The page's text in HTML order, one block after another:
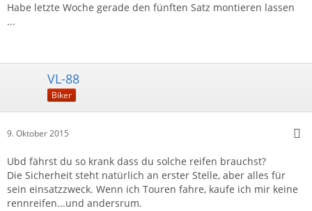
Habe letzte Woche gerade den fünften Satz montieren lassen
...
VL-88
Biker
9. Oktober 2015
Ubd fährst du so krank dass du solche reifen brauchst?
Die Sicherheit steht natürlich an erster Stelle, aber alles für
sein einsatzzweck. Wenn ich Touren fahre, kaufe ich mir keine
rennreifen...und andersrum.